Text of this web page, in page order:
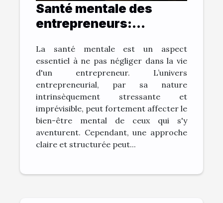
Santé mentale des
entrepreneurs:
claire aide à combattre
le stress
La santé mentale est un aspect
essentiel à ne pas négliger dans la vie
d'un entrepreneur. L’univers
entrepreneurial, par sa nature
intrinsèquement stressante et
imprévisible, peut fortement affecter le
bien-être mental de ceux qui s'y
aventurent. Cependant, une approche
claire et structurée peut...